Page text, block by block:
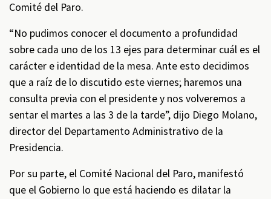
Comité del Paro.
“No pudimos conocer el documento a profundidad
sobre cada uno de los 13 ejes para determinar cuál es el
carácter e identidad de la mesa. Ante esto decidimos
que a raíz de lo discutido este viernes; haremos una
consulta previa con el presidente y nos volveremos a
sentar el martes a las 3 de la tarde”, dijo Diego Molano,
director del Departamento Administrativo de la
Presidencia.
Por su parte, el Comité Nacional del Paro, manifestó
que el Gobierno lo que está haciendo es dilatar la